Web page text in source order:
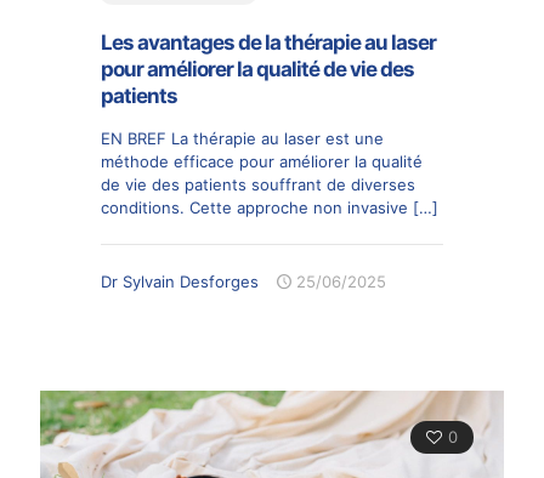
Les avantages de la thérapie au laser
pour améliorer la qualité de vie des
patients
EN BREF La thérapie au laser est une
méthode efficace pour améliorer la qualité
de vie des patients souffrant de diverses
conditions. Cette approche non invasive […]
Dr Sylvain Desforges 25/06/2025
0